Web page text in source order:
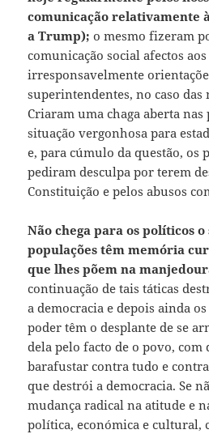
comunicação relativamente
a Trump);o mesmo fizeram
comunicação social afectos
irresponsavelmente
superintendentes, no caso das
Criaram uma chaga aberta nas
situação vergonhosa para
e, para cúmulo da questão, os
pediram desculpa por terem
Constituição e pelos abusos
Não chega para os políticos
populações têm memória
que lhes põem na
continuação de tais táticas
a democracia e depois ainda
poder têm o desplante de se
dela pelo facto de o povo, com
barafustar contra tudo e
que destrói a democracia. Se
mudança radical na atitude e
política, económica e cultural,